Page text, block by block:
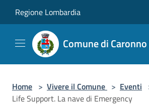
Regione Lombardia
Comune di
Home > Vivere il Comune > Eventi
Life Support. La nave di Emergency